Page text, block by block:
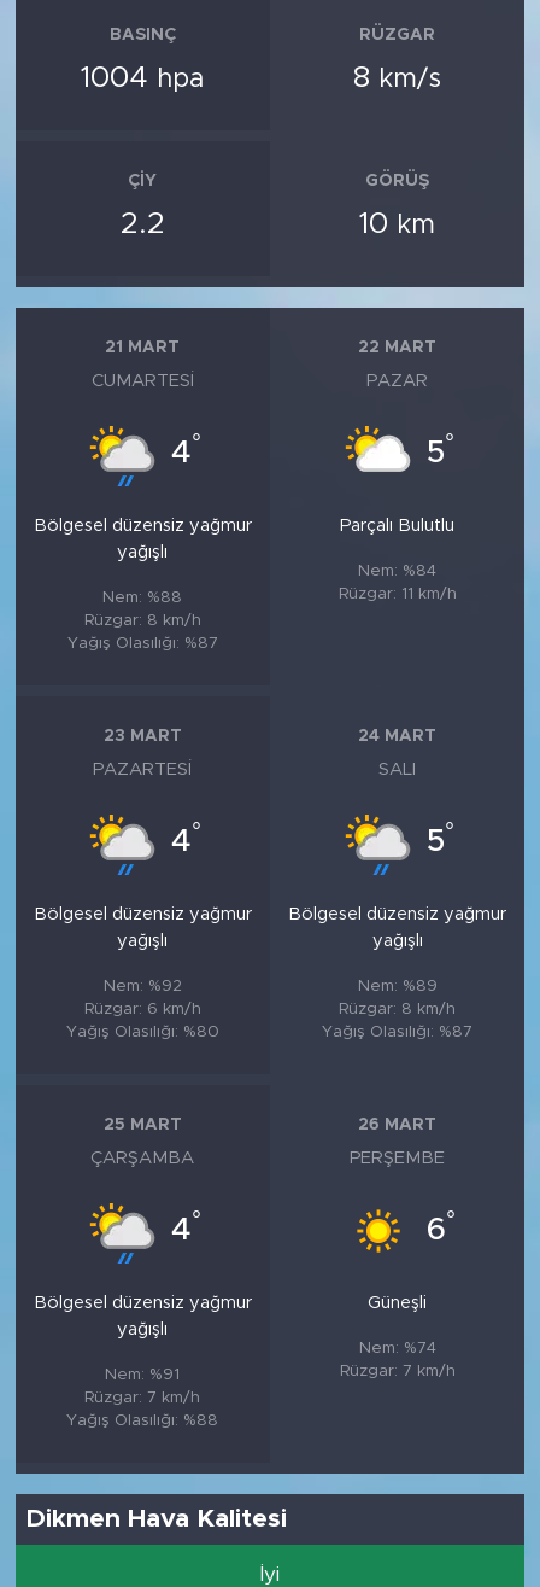
BASINÇ
1004 hpa
RÜZGAR
8 km/s
ÇIY
2.2
GÖRÜŞ
10 km
21 MART
CUMARTESI
4°
Bölgesel düzensiz yağmur
yağışlı
Nem: %88
Rüzgar: 8 km/h
Yağış Olasılığı: %87
22 MART
PAZAR
5°
Parçalı Bulutlu
Nem: %84
Rüzgar: 11 km/h
23 MART
PAZARTESI
4°
Bölgesel düzensiz yağmur
yağışlı
Nem: %92
Rüzgar: 6 km/h
Yağış Olasılığı: %80
24 MART
SALI
5°
Bölgesel düzensiz yağmur
yağışlı
Nem: %89
Rüzgar: 8 km/h
Yağış Olasılığı: %87
25 MART
ÇARŞAMBA
4°
Bölgesel düzensiz yağmur
yağışlı
Nem: %91
Rüzgar: 7 km/h
Yağış Olasılığı: %88
26 MART
PERŞEMBE
6°
Güneşli
Nem: %74
Rüzgar: 7 km/h
Dikmen Hava Kalitesi
İyi